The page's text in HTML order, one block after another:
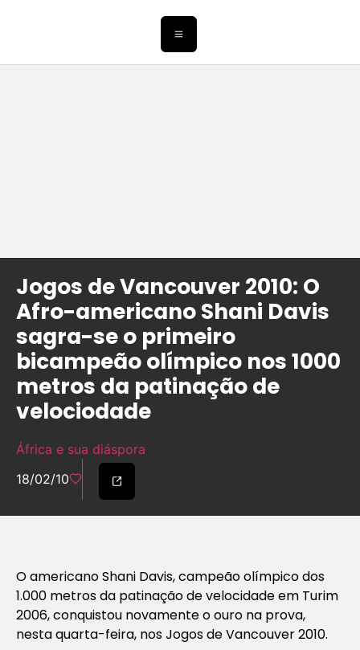
Jogos de Vancouver 2010: O
Afro-americano Shani Davis
sagra-se o primeiro
bicampeão olímpico nos 1000
metros da patinação de
velociodade
África e sua diáspora
18/02/10
O americano Shani Davis, campeão olímpico dos
1.000 metros da patinação de velocidade em Turim
2006, conquistou novamente o ouro na prova,
nesta quarta-feira, nos Jogos de Vancouver 2010.